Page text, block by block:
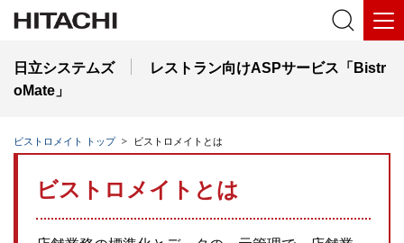
日立システムズ
レストラン向けASPサービス「Bistr
oMate」
ビストロメイト トップ ビストロメイトとは
ビストロメイトとは